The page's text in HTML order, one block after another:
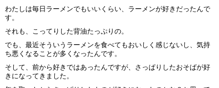
わたしは毎日ラーメンでもいいくらい、ラーメンが好きだったんで
す。
それも、こってりした背油たっぷりの。
でも、最近そういうラーメンを食べてもおいしく感じないし、気持
ち悪くなることが多くなったんです。
そして、前から好きではあったんですが、さっぱりしたおそばが好
きになってきました。